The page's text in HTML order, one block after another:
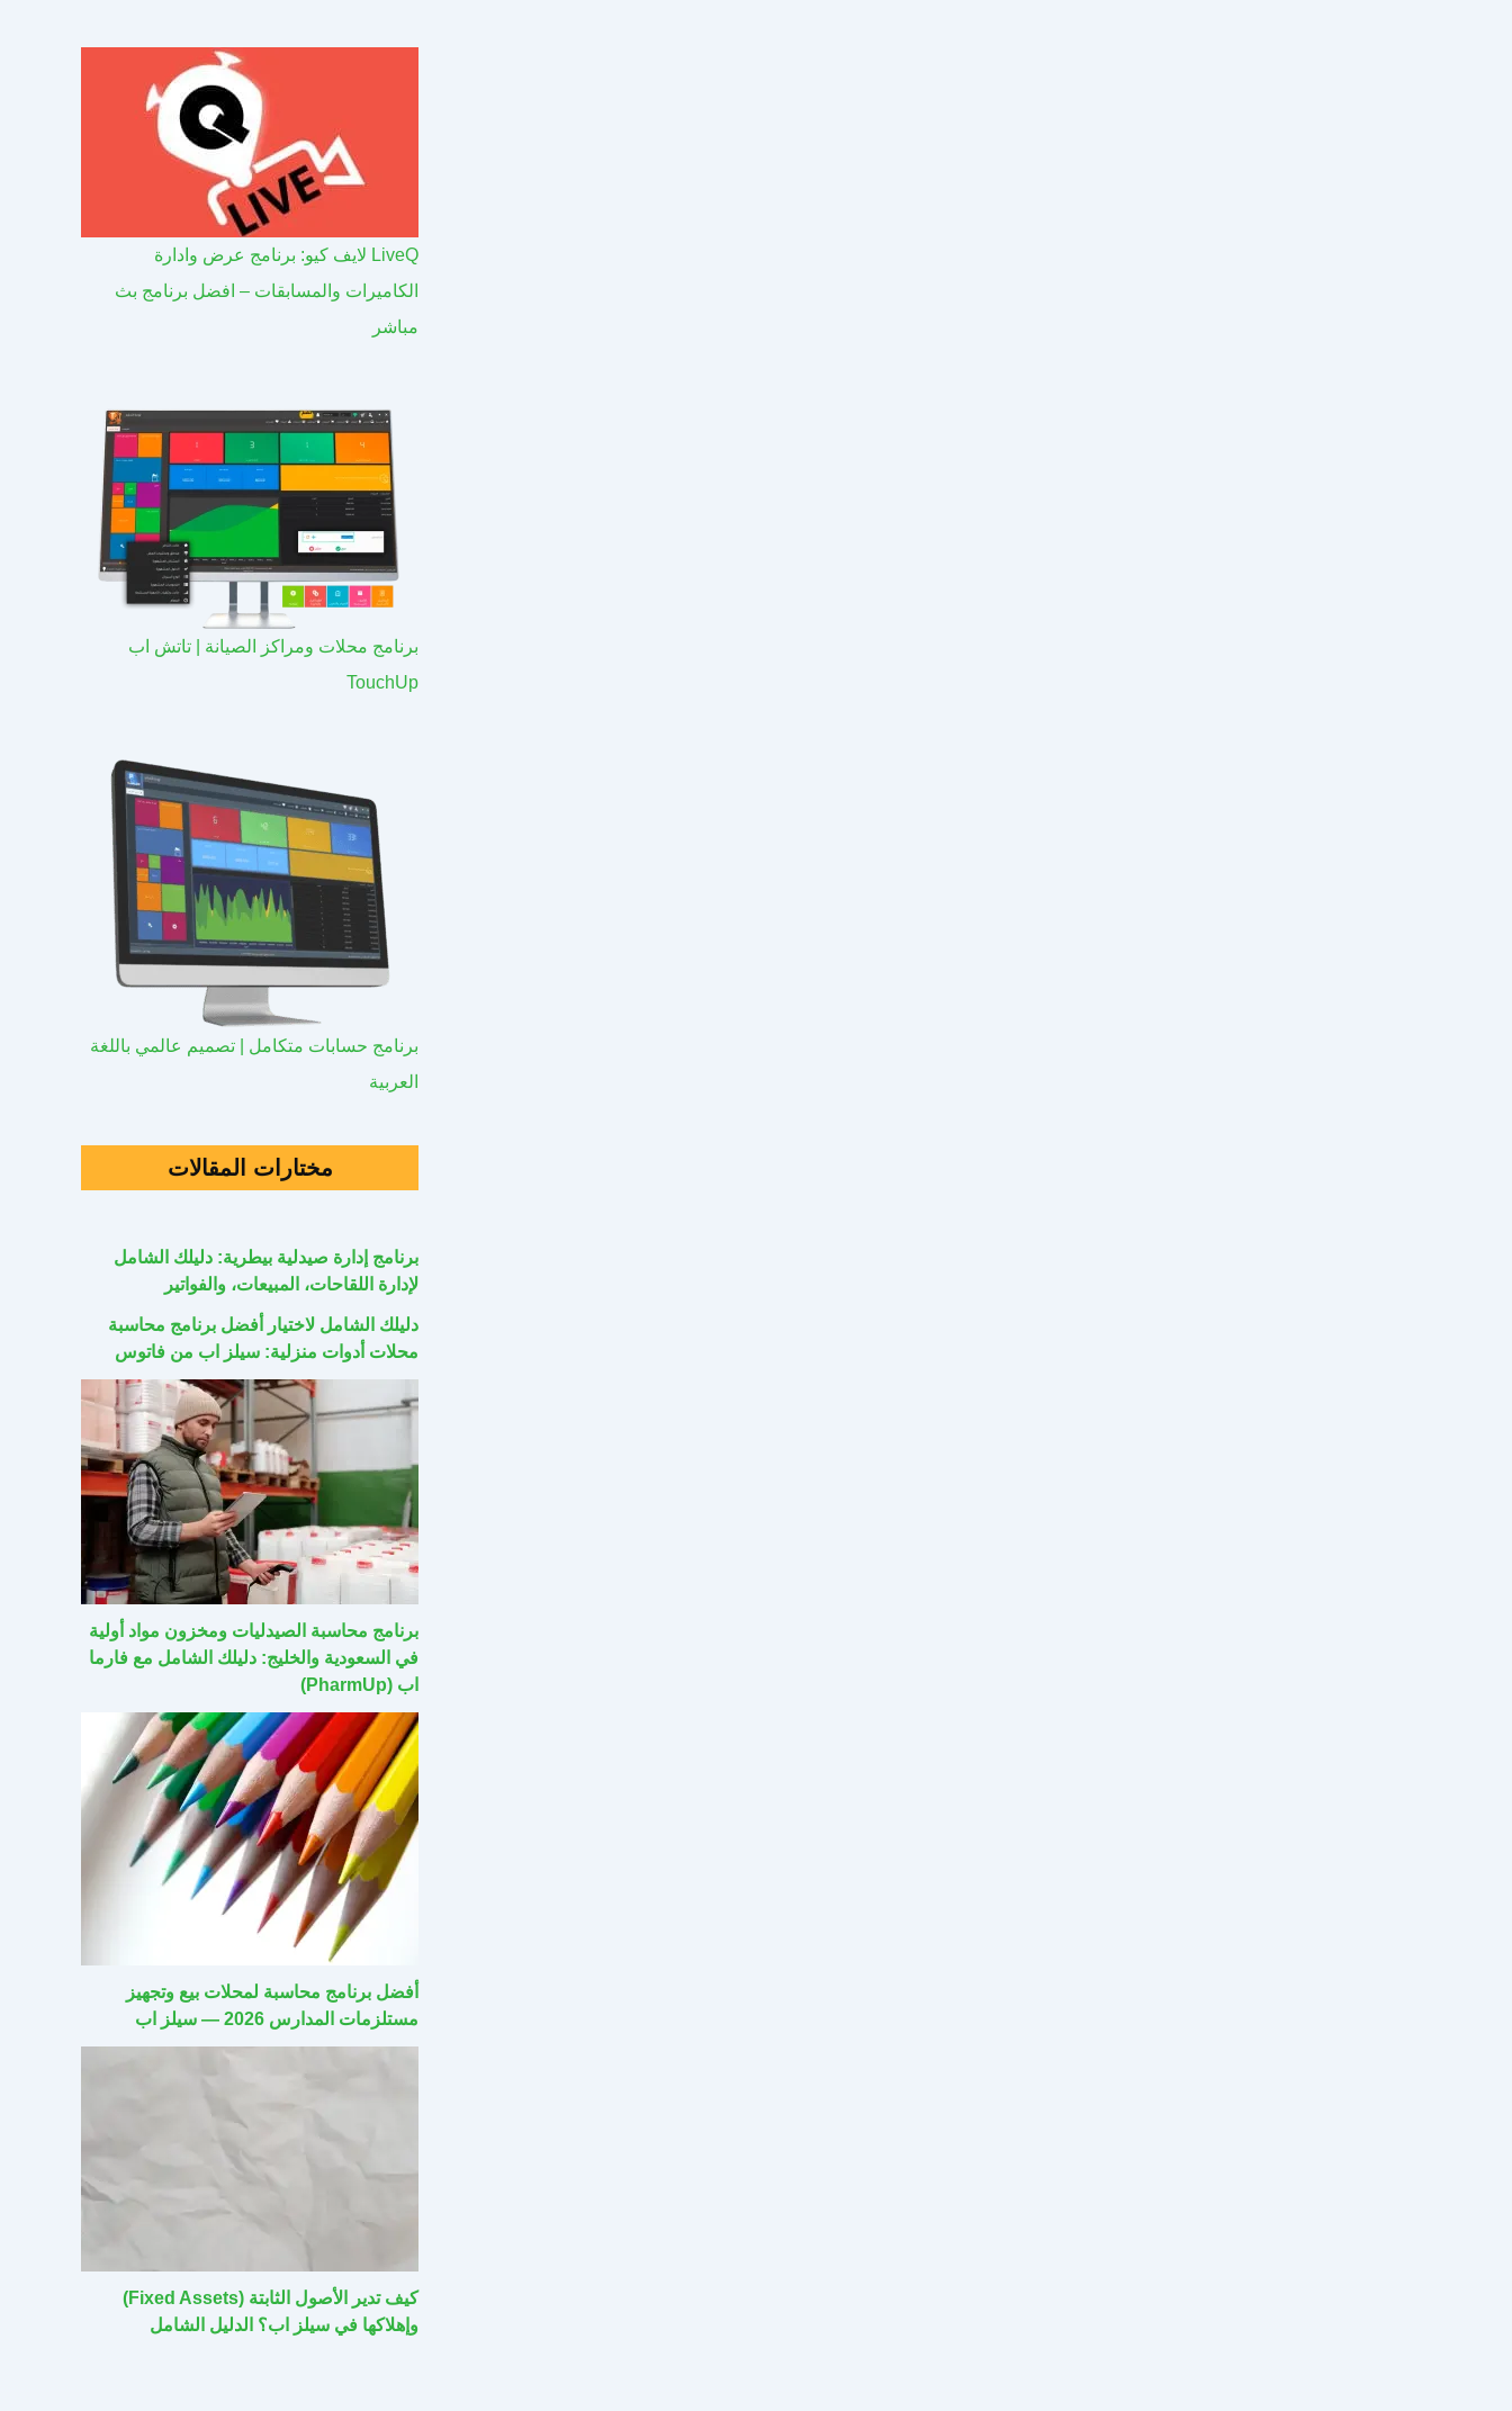
LiveQ لايف كيو: برنامج عرض وادارة
الكاميرات والمسابقات – افضل برنامج بث
مباشر
برنامج محلات ومراكز الصيانة | تاتش اب
TouchUp
برنامج حسابات متكامل | تصميم عالمي باللغة
العربية
مختارات المقالات
برنامج إدارة صيدلية بيطرية: دليلك الشامل
لإدارة اللقاحات، المبيعات، والفواتير
دليلك الشامل لاختيار أفضل برنامج محاسبة
محلات أدوات منزلية: سيلز اب من فاتوس
برنامج محاسبة الصيدليات ومخزون مواد أولية
في السعودية والخليج: دليلك الشامل مع فارما
اب (PharmUp)
أفضل برنامج محاسبة لمحلات بيع وتجهيز
مستلزمات المدارس 2026 — سيلز اب
كيف تدير الأصول الثابتة (Fixed Assets)
وإهلاكها في سيلز اب؟ الدليل الشامل